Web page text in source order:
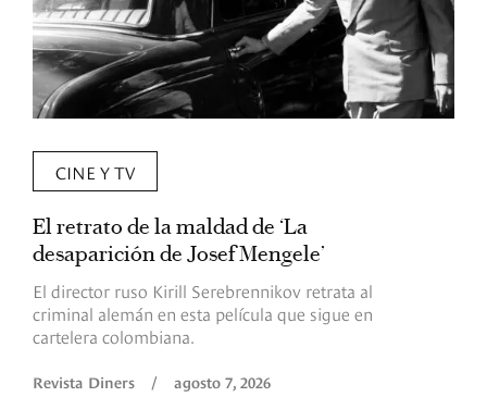
CINE Y TV
El retrato de la maldad de ‘La
desaparición de Josef Mengele’
El director ruso Kirill Serebrennikov retrata al
criminal alemán en esta película que sigue en
cartelera colombiana.
Revista Diners / agosto 7, 2026